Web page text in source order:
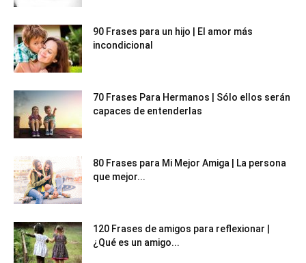
90 Frases para un hijo | El amor más
incondicional
70 Frases Para Hermanos | Sólo ellos serán
capaces de entenderlas
80 Frases para Mi Mejor Amiga | La persona
que mejor...
120 Frases de amigos para reflexionar |
¿Qué es un amigo...